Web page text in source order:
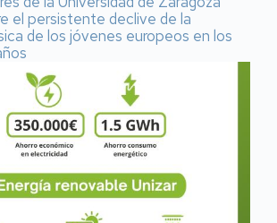
el persistente declive de la
de los jóvenes europeos en los